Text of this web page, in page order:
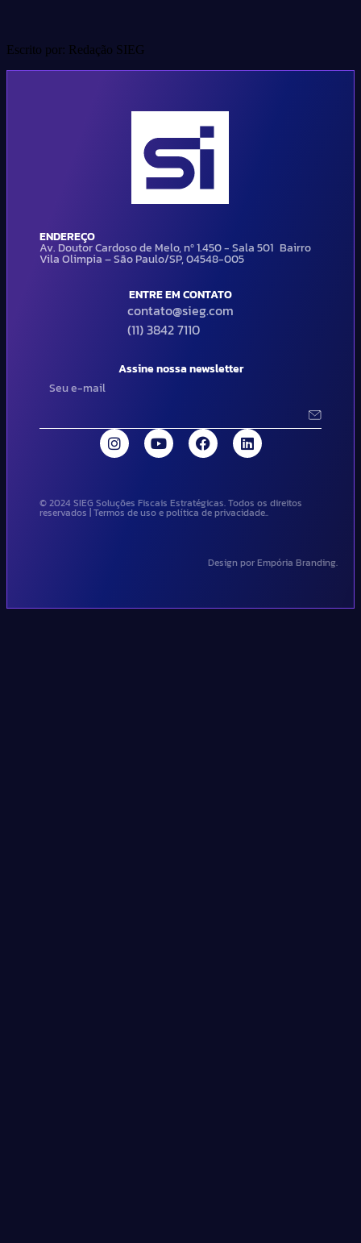
Escrito por: Redação SIEG
ENDEREÇO
Av. Doutor Cardoso de Melo, nº 1.450 - Sala 501 Bairro
Vila Olimpia – São Paulo/SP, 04548-005
ENTRE EM CONTATO
contato@sieg.com
(11) 3842 7110
Assine nossa newsletter
© 2024 SIEG Soluções Fiscais Estratégicas. Todos os direitos
reservados | Termos de uso e política de privacidade..
Design por Empória Branding.